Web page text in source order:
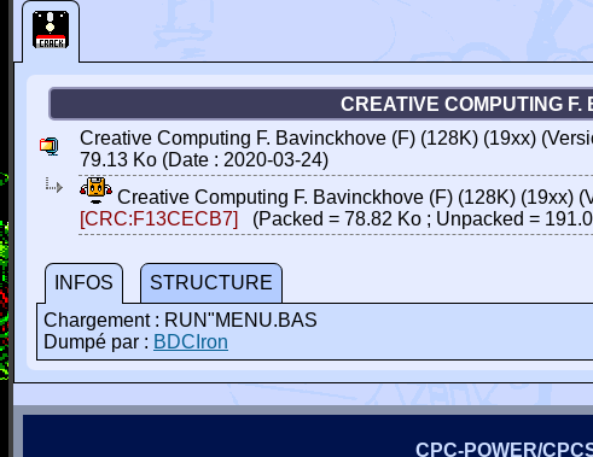
CREATIVE COMPUTING
Creative Computing F. Bavinckhove (F) (128K) (19xx)
79.13 Ko (Date : 2020-03-24)
Creative Computing F. Bavinckhove (F) (128K) (19xx)
[CRC:F13CECB7]
(Packed = 78.82 Ko ; Unpacked =
INFOS
STRUCTURE
Chargement : RUN"MENU.BAS
Dumpé par : BDCIron
CPC-POWER/